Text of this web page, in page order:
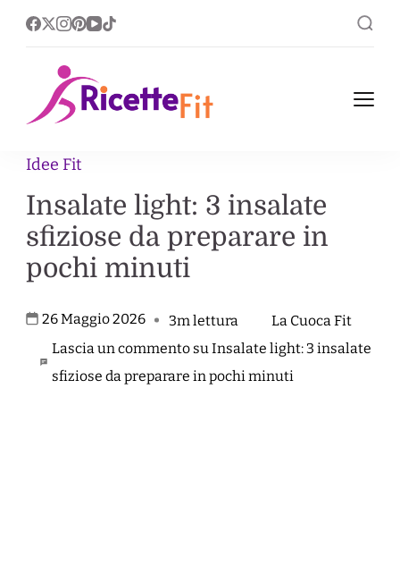
Ricette Fit, leggere nel
Idee Fit
Insalate light: 3 insalate
sfiziose da preparare in
pochi minuti
26 Maggio 2026 3m lettura
La Cuoca Fit
Lascia un commento su Insalate light: 3 insalate
sfiziose da preparare in pochi minuti